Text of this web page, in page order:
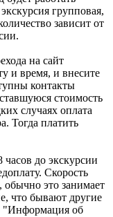
групповая,
зависит от
на сайт
и время, и внесите
контакты
стоимость
случаях оплата
Тогда платить
до экскурсии
Скорость
обычно это занимает
что бывают другие
"Информация об